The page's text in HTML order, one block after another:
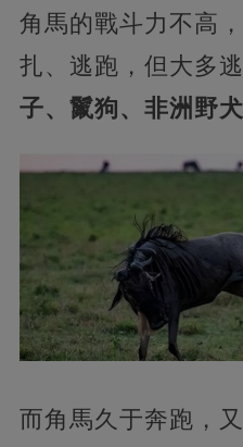
角馬的戰斗力不高
扎、逃跑，但大多
子、鬣狗、非洲野犬
而角馬久于奔跑，